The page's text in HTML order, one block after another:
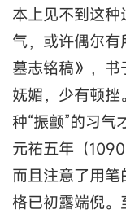
本上见不到这种
气，或许偶尔
墓志铭稿》，
妩媚，少有顿
种“振颤”的习
元祐五年（
而且注意了用
格已初露端倪